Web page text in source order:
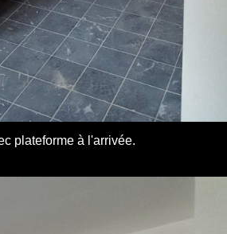
plateforme à l'arrivée.